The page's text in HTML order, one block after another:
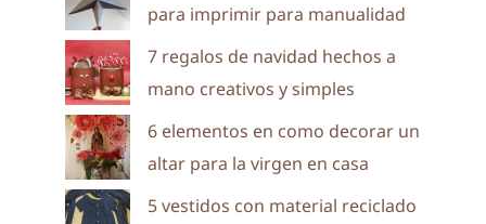
para imprimir para manualidad
7 regalos de navidad hechos a
mano creativos y simples
6 elementos en como decorar un
altar para la virgen en casa
5 vestidos con material reciclado